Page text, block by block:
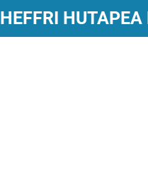
HEFFRI HUTAPEA